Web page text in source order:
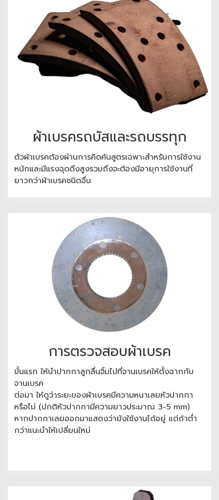
ผ้าเบรครถบัสและรถบรรทุก
ตัวผ้าเบรคต้องผ่านการคิดค้นสูตรเฉพาะสำหรับการใช้งาน
หนักและมีแรงฉุดดึงสูงรวมถึงจะต้องมีอายุการใช้งานที่
ยาวกว่าผ้าเบรคชนิดอื่น
การตรวจสอบผ้าเบรค
ขั้นแรก ให้นำปากกาลูกลื่นจิ้มไปที่จานเบรคให้ตั้งฉากกับ
จานเบรค
ต่อมา ให้ดูว่าระยะของผ้าเบรคมีความหนาเลยหัวปากกา
หรือไม่ (ปกติหัวปากกามีความยาวประมาณ 3-5 mm)
หากปากกาเลยออกมาแสดงว่ายังใช้งานได้อยู่ แต่ถ้าต่ำ
กว่าแนะนำให้เปลี่ยนใหม่